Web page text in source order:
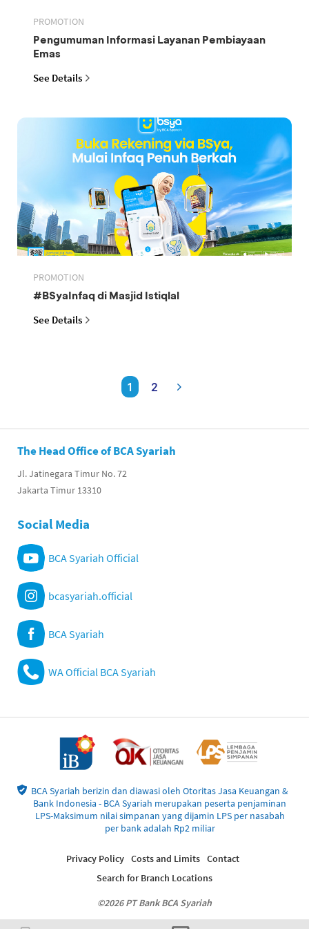
PROMOTION
Pengumuman Informasi Layanan Pembiayaan
Emas
See Details
PROMOTION
#BSyaInfaq di Masjid Istiqlal
See Details
1 2
The Head Office of BCA Syariah
Jl. Jatinegara Timur No. 72
Jakarta Timur 13310
Social Media
BCA Syariah Official
bcasyariah.official
BCA Syariah
WA Official BCA Syariah
BCA Syariah berizin dan diawasi oleh Otoritas Jasa Keuangan &
Bank Indonesia - BCA Syariah merupakan peserta penjaminan
LPS-Maksimum nilai simpanan yang dijamin LPS per nasabah
per bank adalah Rp2 miliar
©2026 PT Bank BCA Syariah
Privacy Policy Costs and Limits Contact
Search for Branch Locations